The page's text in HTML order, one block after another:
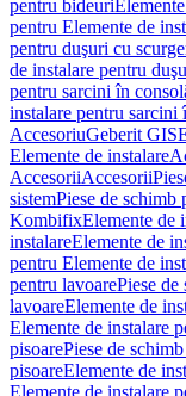
pentru bideuri
pentru Elemente de
pentru duşuri cu
de instalare pentru
pentru sarcini în
instalare pentru sarcini
AccesoriuGeberit GIS
Elemente de instalare
AccesoriiAccesorii
sistemPiese de schimb
KombifixElemente de
instalareElemente de
pentru Elemente de
pentru lavoarePiese de
lavoareElemente de
Elemente de instalare
pisoarePiese de
pisoareElemente de
Elemente de instalare